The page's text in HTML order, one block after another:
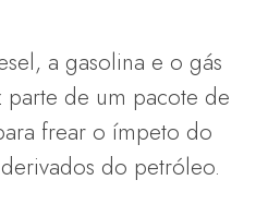
a gasolina e o gás
de um pacote de
frear o ímpeto do
do petróleo.